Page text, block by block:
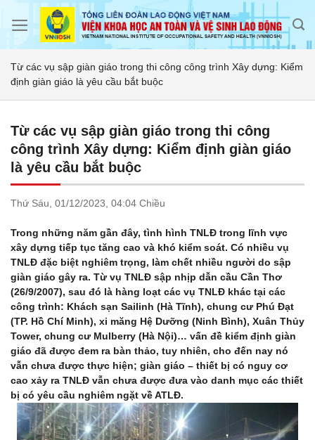
Từ các vụ sập giàn giáo trong thi công công trình Xây dựng: Kiểm
định giàn giáo là yêu cầu bắt buộc
Từ các vụ sập giàn giáo trong thi công
công trình Xây dựng: Kiểm định giàn giáo
là yêu cầu bắt buộc
Thứ Sáu, 01/12/2023, 04:04 Chiều
Trong những năm gần đây, tình hình TNLĐ trong lĩnh vực
xây dựng tiếp tục tăng cao và khó kiểm soát. Có nhiều vụ
TNLĐ đặc biệt nghiêm trọng, làm chết nhiều người do sập
giàn giáo gây ra. Từ vụ TNLĐ sập nhịp dẫn cầu Cần Thơ
(26/9/2007), sau đó là hàng loạt các vụ TNLĐ khác tại các
công trình: Khách sạn Sailinh (Hà Tĩnh), chung cư Phú Đạt
(TP. Hồ Chí Minh), xi măng Hệ Dưỡng (Ninh Bình), Xuân Thủy
Tower, chung cư Mulberry (Hà Nội)… vấn đề kiểm định giàn
giáo đã được đem ra bàn thảo, tuy nhiên, cho đến nay nó
vẫn chưa được thực hiện; giàn giáo – thiết bị có nguy cơ
cao xảy ra TNLĐ vẫn chưa được đưa vào danh mục các thiết
bị có yêu cầu nghiêm ngặt về ATLĐ.